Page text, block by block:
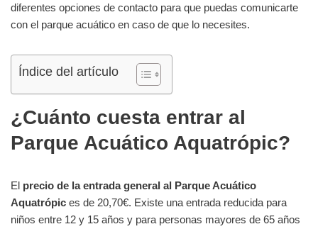
diferentes opciones de contacto para que puedas comunicarte
con el parque acuático en caso de que lo necesites.
Índice del artículo
¿Cuánto cuesta entrar al
Parque Acuático Aquatrópic?
El precio de la entrada general al Parque Acuático
Aquatrópic es de 20,70€. Existe una entrada reducida para
niños entre 12 y 15 años y para personas mayores de 65 años